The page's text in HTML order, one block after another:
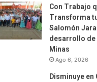
Con Trabajo
Transforma
Salomón
desarrollo de
Minas
Ago 6, 2026
Disminuye en